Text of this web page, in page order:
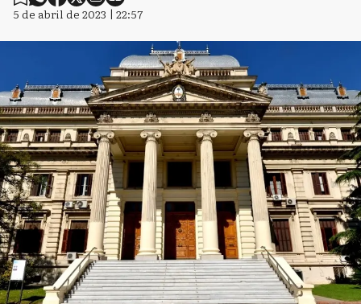
5 de abril de 2023 | 22:57